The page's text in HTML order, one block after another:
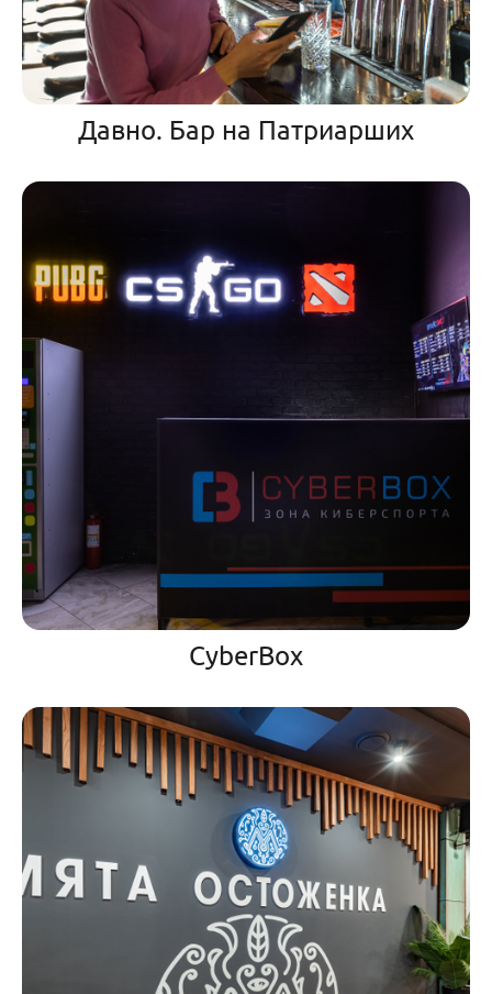
Давно. Бар на Патриарших
CyberBox